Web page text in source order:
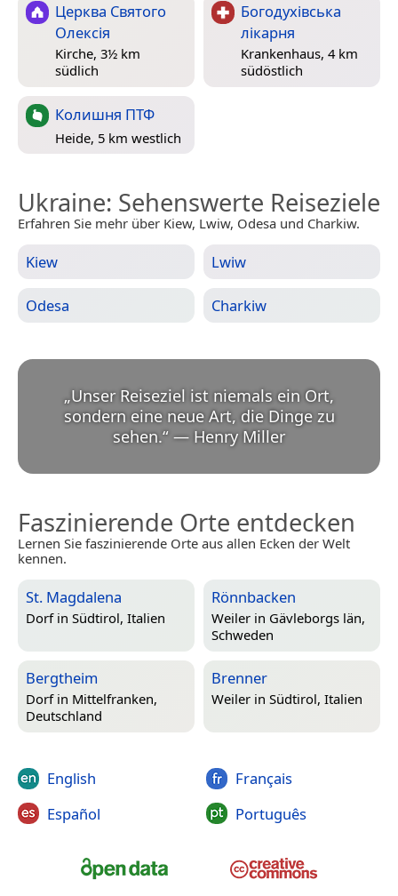
Церква Святого
Олексія
Kirche, 3½ km
südlich
Богодухівська
лікарня
Krankenhaus, 4 km
südöstlich
Колишня ПТФ
Heide, 5 km westlich
Ukraine: Sehenswerte Reiseziele
Erfahren Sie mehr über Kiew, Lwiw, Odesa und Charkiw.
Kiew Lwiw
Odesa Charkiw
„Unser Reiseziel ist niemals ein Ort,
sondern eine neue Art, die Dinge zu
sehen.“ — Henry Miller
Faszinierende Orte entdecken
Lernen Sie faszinierende Orte aus allen Ecken der Welt
kennen.
St. Magdalena
Dorf in Südtirol, Italien
Rönnbacken
Weiler in Gävleborgs län,
Schweden
Bergtheim
Dorf in Mittelfranken,
Deutschland
Brenner
Weiler in Südtirol, Italien
English
Español
Français
Português